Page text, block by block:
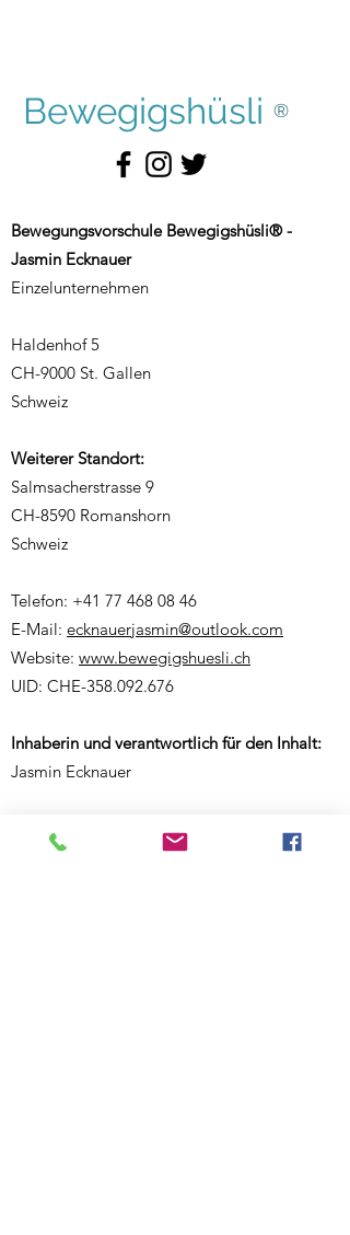
Bewegigshüsli ®
Bewegungsvorschule Bewegigshüsli® -
Jasmin Ecknauer
Einzelunternehmen
Haldenhof 5
CH-9000 St. Gallen
Schweiz
Weiterer Standort:
Salmsacherstrasse 9
CH-8590 Romanshorn
Schweiz
Telefon: +41 77 468 08 46
E-Mail: ecknauerjasmin@outlook.com
Website: www.bewegigshuesli.ch
UID: CHE-358.092.676
Inhaberin und verantwortlich für den Inhalt:
Jasmin Ecknauer
Partner-Links